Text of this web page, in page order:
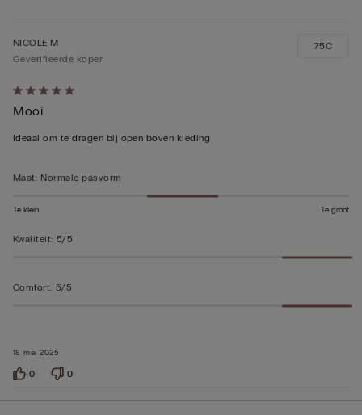
5
op
5
18 mei 2025
NICOLE M
Geverifieerde koper
Mooi
Ideaal om te dragen bij open boven kleding
75C
Maat: Normale pasvorm
Te klein Te groot
Kwaliteit: 5/5
Comfort: 5/5
0 0